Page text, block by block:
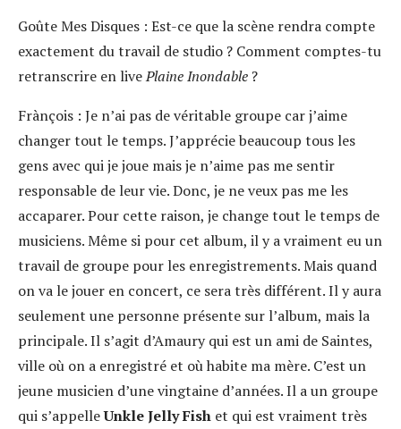
Goûte Mes Disques : Est-ce que la scène rendra compte
exactement du travail de studio ? Comment comptes-tu
retranscrire en livePlaine Inondable ?
Frànçois : Je n’ai pas de véritable groupe car j’aime
changer tout le temps. J’apprécie beaucoup tous les
gens avec qui je joue mais je n’aime pas me sentir
responsable de leur vie. Donc, je ne veux pas me les
accaparer. Pour cette raison, je change tout le temps de
musiciens. Même si pour cet album, il y a vraiment eu un
travail de groupe pour les enregistrements. Mais quand
on va le jouer en concert, ce sera très différent. Il y aura
seulement une personne présente sur l’album, mais la
principale. Il s’agit d’Amaury qui est un ami de Saintes,
ville où on a enregistré et où habite ma mère. C’est un
jeune musicien d’une vingtaine d’années. Il a un groupe
qui s’appelleUnkle Jelly Fish et qui est vraiment très